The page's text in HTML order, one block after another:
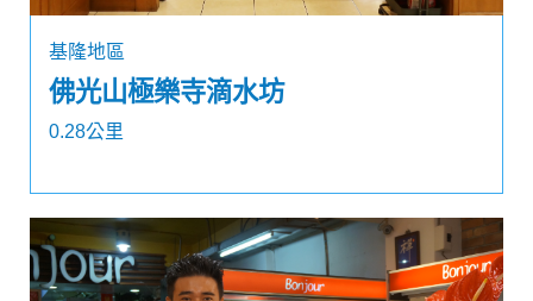
基隆地區
佛光山極樂寺滴水坊
0.28公里